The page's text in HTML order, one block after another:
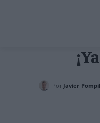
Por Javier